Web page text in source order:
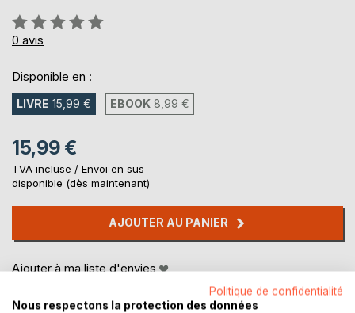
Évaluation:
0%
0 avis
Disponible en :
LIVRE 15,99 € EBOOK 8,99 €
15,99 €
TVA incluse / Envoi en sus
disponible (dès maintenant)
AJOUTER AU PANIER
Ajouter à ma liste d'envies
Politique de confidentialité
Nous respectons la protection des données